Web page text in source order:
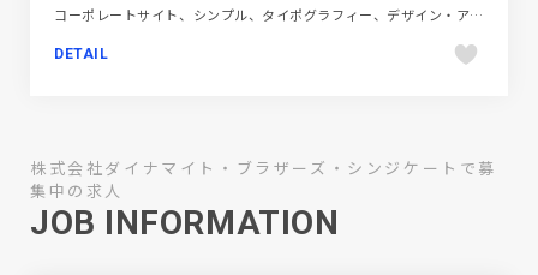
コーポレートサイト、シンプル、タイポグラフィー、デザイン・アート・音楽・文芸、フラットデザイン、ホワイト系
DETAIL
株式会社ダイナマイト・ブラザーズ・シンジケートで募
集中の求人
JOB INFORMATION